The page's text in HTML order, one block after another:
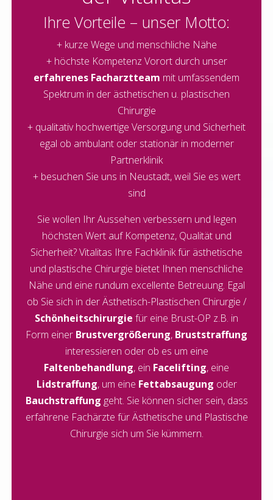
Ihre Vorteile – unser Motto:
+ kurze Wege und menschliche Nähe
+ höchste Kompetenz Vorort durch unser
erfahrenes Facharztteam mit umfassendem
Spektrum in der ästhetischen u. plastischen
Chirurgie
+ qualitativ hochwertige Versorgung und Sicherheit
egal ob ambulant oder stationär in moderner
Partnerklinik
+ besuchen Sie uns in Neustadt, weil Sie es wert
sind
Sie wollen Ihr Aussehen verbessern und legen
höchsten Wert auf Kompetenz, Qualität und
Sicherheit? Vitalitas Ihre Fachklinik für ästhetische
und plastische Chirurgie bietet Ihnen menschliche
Nähe und eine rundum excellente Betreuung. Egal
ob Sie sich in der Ästhetisch-Plastischen Chirurgie /
Schönheitschirurgie für eine Brust-OP z.B. in
Form einer Brustvergrößerung, Bruststraffung
interessieren oder ob es um eine
Faltenbehandlung, ein Facelifting, eine
Lidstraffung, um eine Fettabsaugung oder
Bauchstraffung geht. Sie können sicher sein, dass
erfahrene Fachärzte für Ästhetische und Plastische
Chirurgie sich um Sie kümmern.